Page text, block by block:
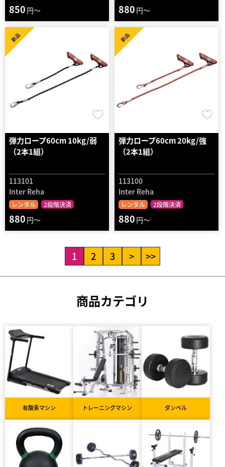
850 円～ 880 円～
弾力ロープ60cm 10kg/弱
（2本1組）
113101
Inter Reha
レンタル 2段階決済
新品
880 円～
弾力ロープ60cm 20kg/強
（2本1組）
113100
Inter Reha
レンタル 2段階決済
新品
880 円～
1 2 3 > >>
商品カテゴリ
有酸素マシン トレーニングマシン ダンベル